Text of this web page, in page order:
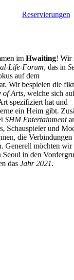
Reservierungen
im Hwaiting! Wir
Life-Forum, das in
auf dem
Wir bespielen die
of Arts, welche sich
spezifiziert hat und
ein Heim gibt.
SHM Entertainment
Schauspieler und
die Verbindungen
Generell möchten wir
in den
das Jahr 2021.